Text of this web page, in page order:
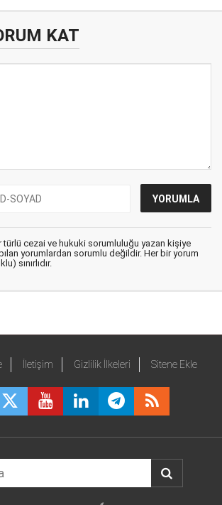
KAT
türlü cezai ve hukuki sorumluluğu yazan kişiye
yorumlardan sorumlu değildir. Her bir yorum
sınırlıdır.
İletişim Gizlilik İlkeleri Sitene Ekle